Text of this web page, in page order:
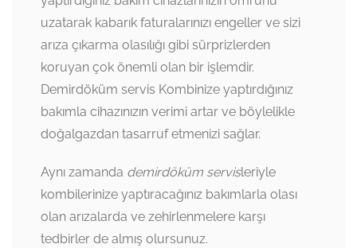
uzatarak kabarık faturalarınızı engeller ve sizi
arıza çıkarma olasılığı gibi sürprizlerden
koruyan çok önemli olan bir işlemdir.
Demirdöküm servis Kombinize yaptırdığınız
bakımla cihazınızın verimi artar ve böylelikle
doğalgazdan tasarruf etmenizi sağlar.
Aynı zamanda demirdöküm servisleriyle
kombilerinize yaptıracağınız bakımlarla olası
olan arızalarda ve zehirlenmelere karşı
tedbirler de almış olursunuz.